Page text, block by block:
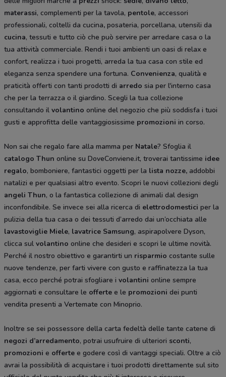
materassi, complementi per la tavola, pentole, accessori
professionali, coltelli da cucina, posateria, porcellana, utensili da
cucina, tessuti e tutto ciò che può servire per arredare casa o la
tua attività commerciale. Rendi i tuoi ambienti un oasi di relax e
confort, realizza i tuoi progetti, arreda la tua casa con stile ed
eleganza senza spendere una fortuna. Convenienza, qualità e
praticità offerti con tanti prodotti di arredo sia per l'interno casa
che per la terrazza o il giardino. Scegli la tua collezione
consultando il volantino online del negozio che più soddisfa i tuoi
gusti e approfitta delle vantaggiosissime promozioni in corso.
Non sai che regalo fare alla mamma per Natale? Sfoglia il
catalogo Thun online su DoveConviene.it, troverai tantissime idee
regalo, bomboniere, fantastici oggetti per la lista nozze, addobbi
natalizi e per qualsiasi altro evento. Scopri le nuovi collezioni degli
angeli Thun, o la fantastica collezione di animali dal design
inconfondibile. Se invece sei alla ricerca di elettrodomestici per la
pulizia della tua casa o dei tessuti d’arredo dai un’occhiata alle
lavastoviglie Miele, lavatrice Samsung, aspirapolvere Dyson,
clicca sul volantino online che desideri e scopri le ultime novità.
Perché il nostro obiettivo e garantirti un risparmio costante sulle
nuove tendenze, per farti vivere con gusto e raffinatezza la tua
casa, ecco perché potrai sfogliare i volantini online sempre
aggiornati e consultare le offerte e le promozioni dei punti
vendita presenti a Vertemate con Minoprio.
Inoltre se sei possessore della carta fedeltà delle tante catene di
negozi d’arredamento, potrai usufruire di ulteriori sconti,
promozioni e offerte e godere così di vantaggi speciali. Oltre a ciò
avrai la possibilità di acquistare i tuoi prodotti direttamente sul sito